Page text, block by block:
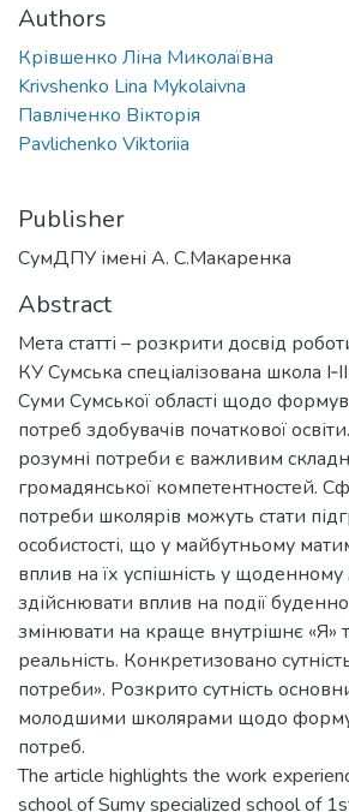
Authors
Крівшенко Ліна Миколаївна
Krivshenko Lina Mykolaivna
Павліченко Вікторія
Pavlichenko Viktoriia
Publisher
СумДПУ імені А. С.Макаренка
Abstract
Мета статті – розкрити досвід
КУ Сумська спеціалізована школа
Суми Сумської області щодо
потреб здобувачів початкової
розумні потреби є важливим
громадянської компетентностей.
потреби школярів можуть стати
особистості, що у майбутньому
вплив на їх успішність у щоденному
здійснювати вплив на події
змінювати на краще внутрішнє «Я»
реальність. Конкретизовано
потреби». Розкрито сутність
молодшими школярами щодо
потреб.
The article highlights the work
school of Sumy specialized school of